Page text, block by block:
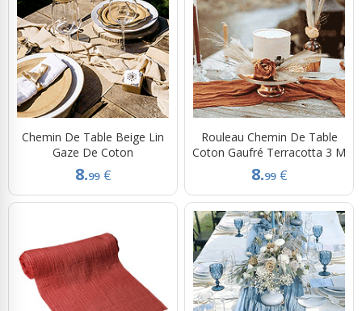
Chemin De Table Beige Lin
Gaze De Coton
8.99 €
Rouleau Chemin De Table
Coton Gaufré Terracotta 3 M
8.99 €